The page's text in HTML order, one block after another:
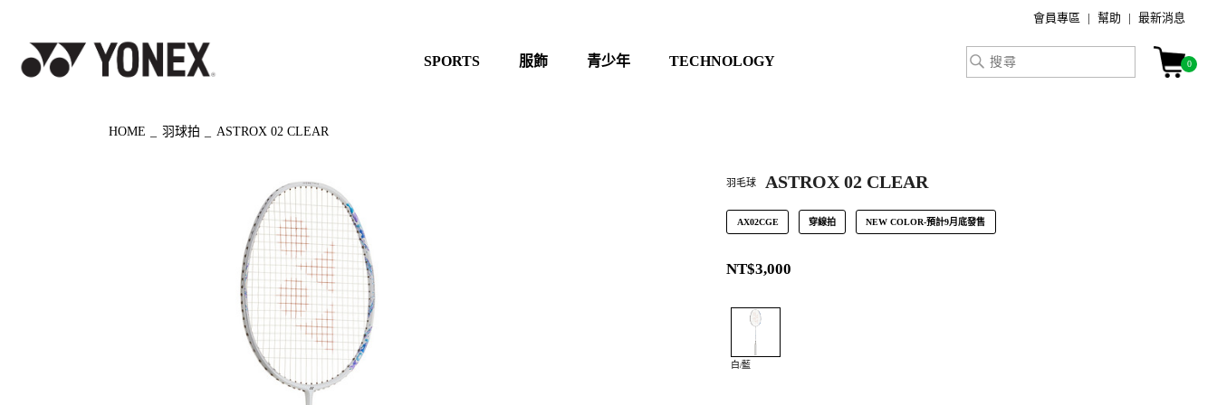
SPORTS 服飾 青少年 TECHNOLOGY
會員專區 幫助 最新消息
0
HOME 羽球拍 ASTROX 02 CLEAR
羽毛球 ASTROX 02 CLEAR
AX02CGE 穿線拍 NEW COLOR-預計9月底發售
NT$3,000
白/藍